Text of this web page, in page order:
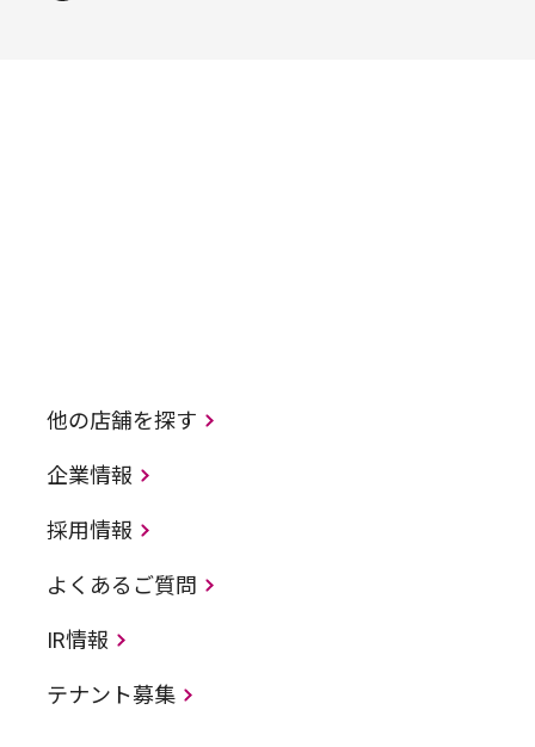
他の店舗を探す
企業情報
採用情報
よくあるご質問
IR情報
テナント募集